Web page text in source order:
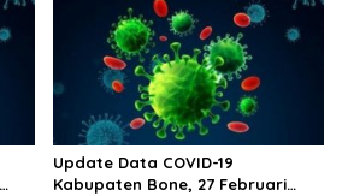
Update Data COVID-19
Kabupaten Bone, 27 Februari